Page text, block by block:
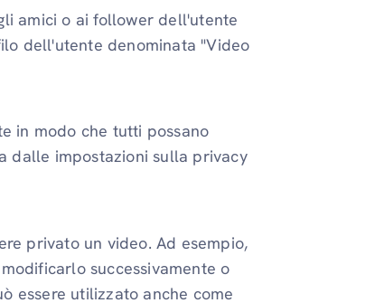
amici o ai follower dell'utente
dell'utente denominata "Video
in modo che tutti possano
dalle impostazioni sulla privacy
privato un video. Ad esempio,
successivamente o
essere utilizzato anche come